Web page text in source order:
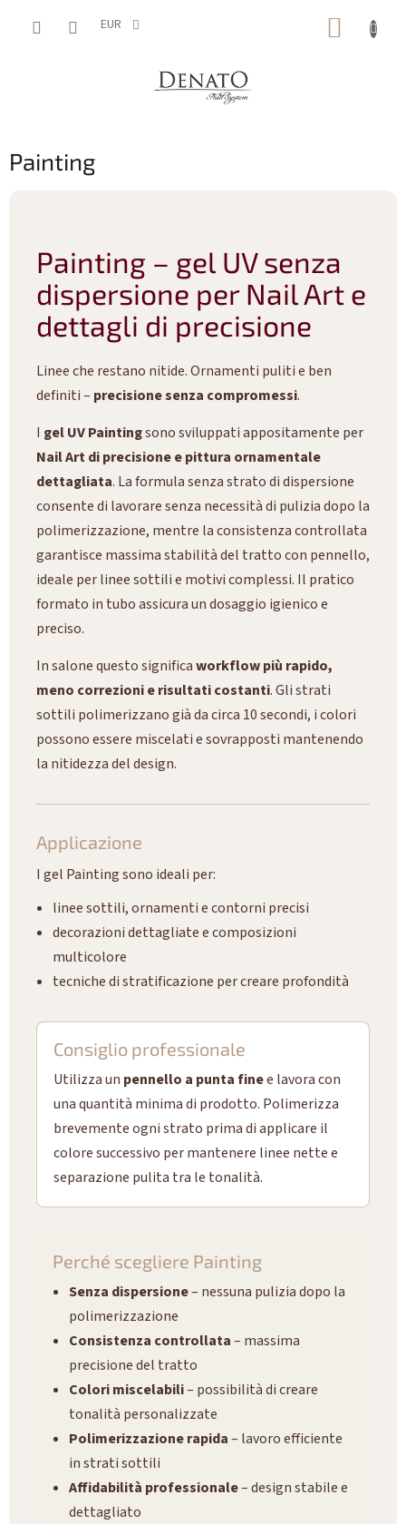
EUR
Painting
Painting – gel UV senza
dispersione per Nail Art e
dettagli di precisione
Linee che restano nitide. Ornamenti puliti e ben
definiti – precisione senza compromessi.
I gel UV Paintingsono sviluppati appositamente per
Nail Art di precisione e pittura ornamentale
dettagliata. La formula senza strato di dispersione
consente di lavorare senza necessità di pulizia dopo la
polimerizzazione, mentre la consistenza controllata
garantisce massima stabilità del tratto con pennello,
ideale per linee sottili e motivi complessi. Il pratico
formato in tubo assicura un dosaggio igienico e
preciso.
In salone questo significaworkflow più rapido,
meno correzioni e risultati costanti. Gli strati
sottili polimerizzano già da circa 10 secondi, i colori
possono essere miscelati e sovrapposti mantenendo
la nitidezza del design.
Applicazione
I gel Painting sono ideali per:
linee sottili, ornamenti e contorni precisi
decorazioni dettagliate e composizioni
multicolore
tecniche di stratificazione per creare profondità
Consiglio professionale
Utilizza un pennello a punta finee lavora con
una quantità minima di prodotto. Polimerizza
brevemente ogni strato prima di applicare il
colore successivo per mantenere linee nette e
separazione pulita tra le tonalità.
Perché scegliere Painting
Senza dispersione– nessuna pulizia dopo la
polimerizzazione
Consistenza controllata– massima
precisione del tratto
Colori miscelabili– possibilità di creare
tonalità personalizzate
Polimerizzazione rapida– lavoro efficiente
in strati sottili
Affidabilità professionale– design stabile e
dettagliato